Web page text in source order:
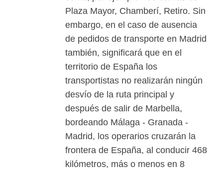
Plaza Mayor, Chamberí, Retiro. Sin
embargo, en el caso de ausencia
de pedidos de transporte en Madrid
también, significará que en el
territorio de España los
transportistas no realizarán ningún
desvío de la ruta principal y
después de salir de Marbella,
bordeando Málaga - Granada -
Madrid, los operarios cruzarán la
frontera de España, al conducir 468
kilómetros, más o menos en 8